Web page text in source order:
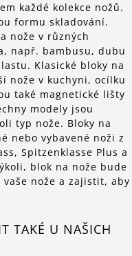
každé kolekce nožů.
formu skladování.
nože v různých
např. bambusu, dubu
Klasické bloky na
nože v kuchyni, ocílku
také magnetické lišty
modely jsou
typ nože. Bloky na
nebo vybavené noži z
Spitzenklasse Plus a
blok na nože bude
nože a zajistit, aby
TAKÉ U NAŠICH